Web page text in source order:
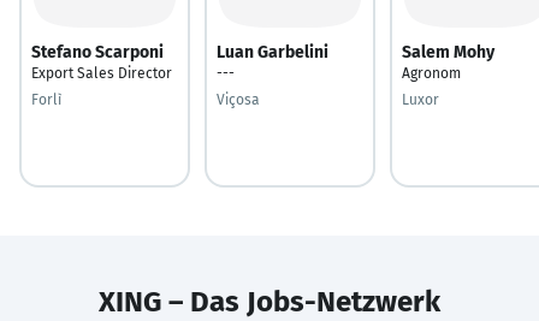
Stefano Scarponi
Export Sales Director
Forlì
Luan Garbelini
---
Viçosa
Salem Mohy
Agronom
Luxor
XING – Das Jobs-Netzwerk